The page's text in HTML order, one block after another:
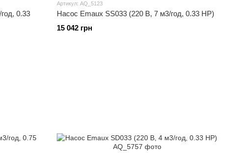
0.33
Артикул: AQ_5123
Насос Emaux SS033 (220 В, 7 м3/год, 0.33 HP)
15 042 грн